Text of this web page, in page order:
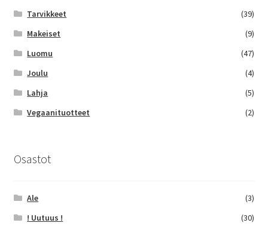
Tarvikkeet
(39)
Makeiset
(9)
Luomu
(47)
Joulu
(4)
Lahja
(5)
Vegaanituotteet
(2)
Osastot
Ale
(3)
! Uutuus !
(30)